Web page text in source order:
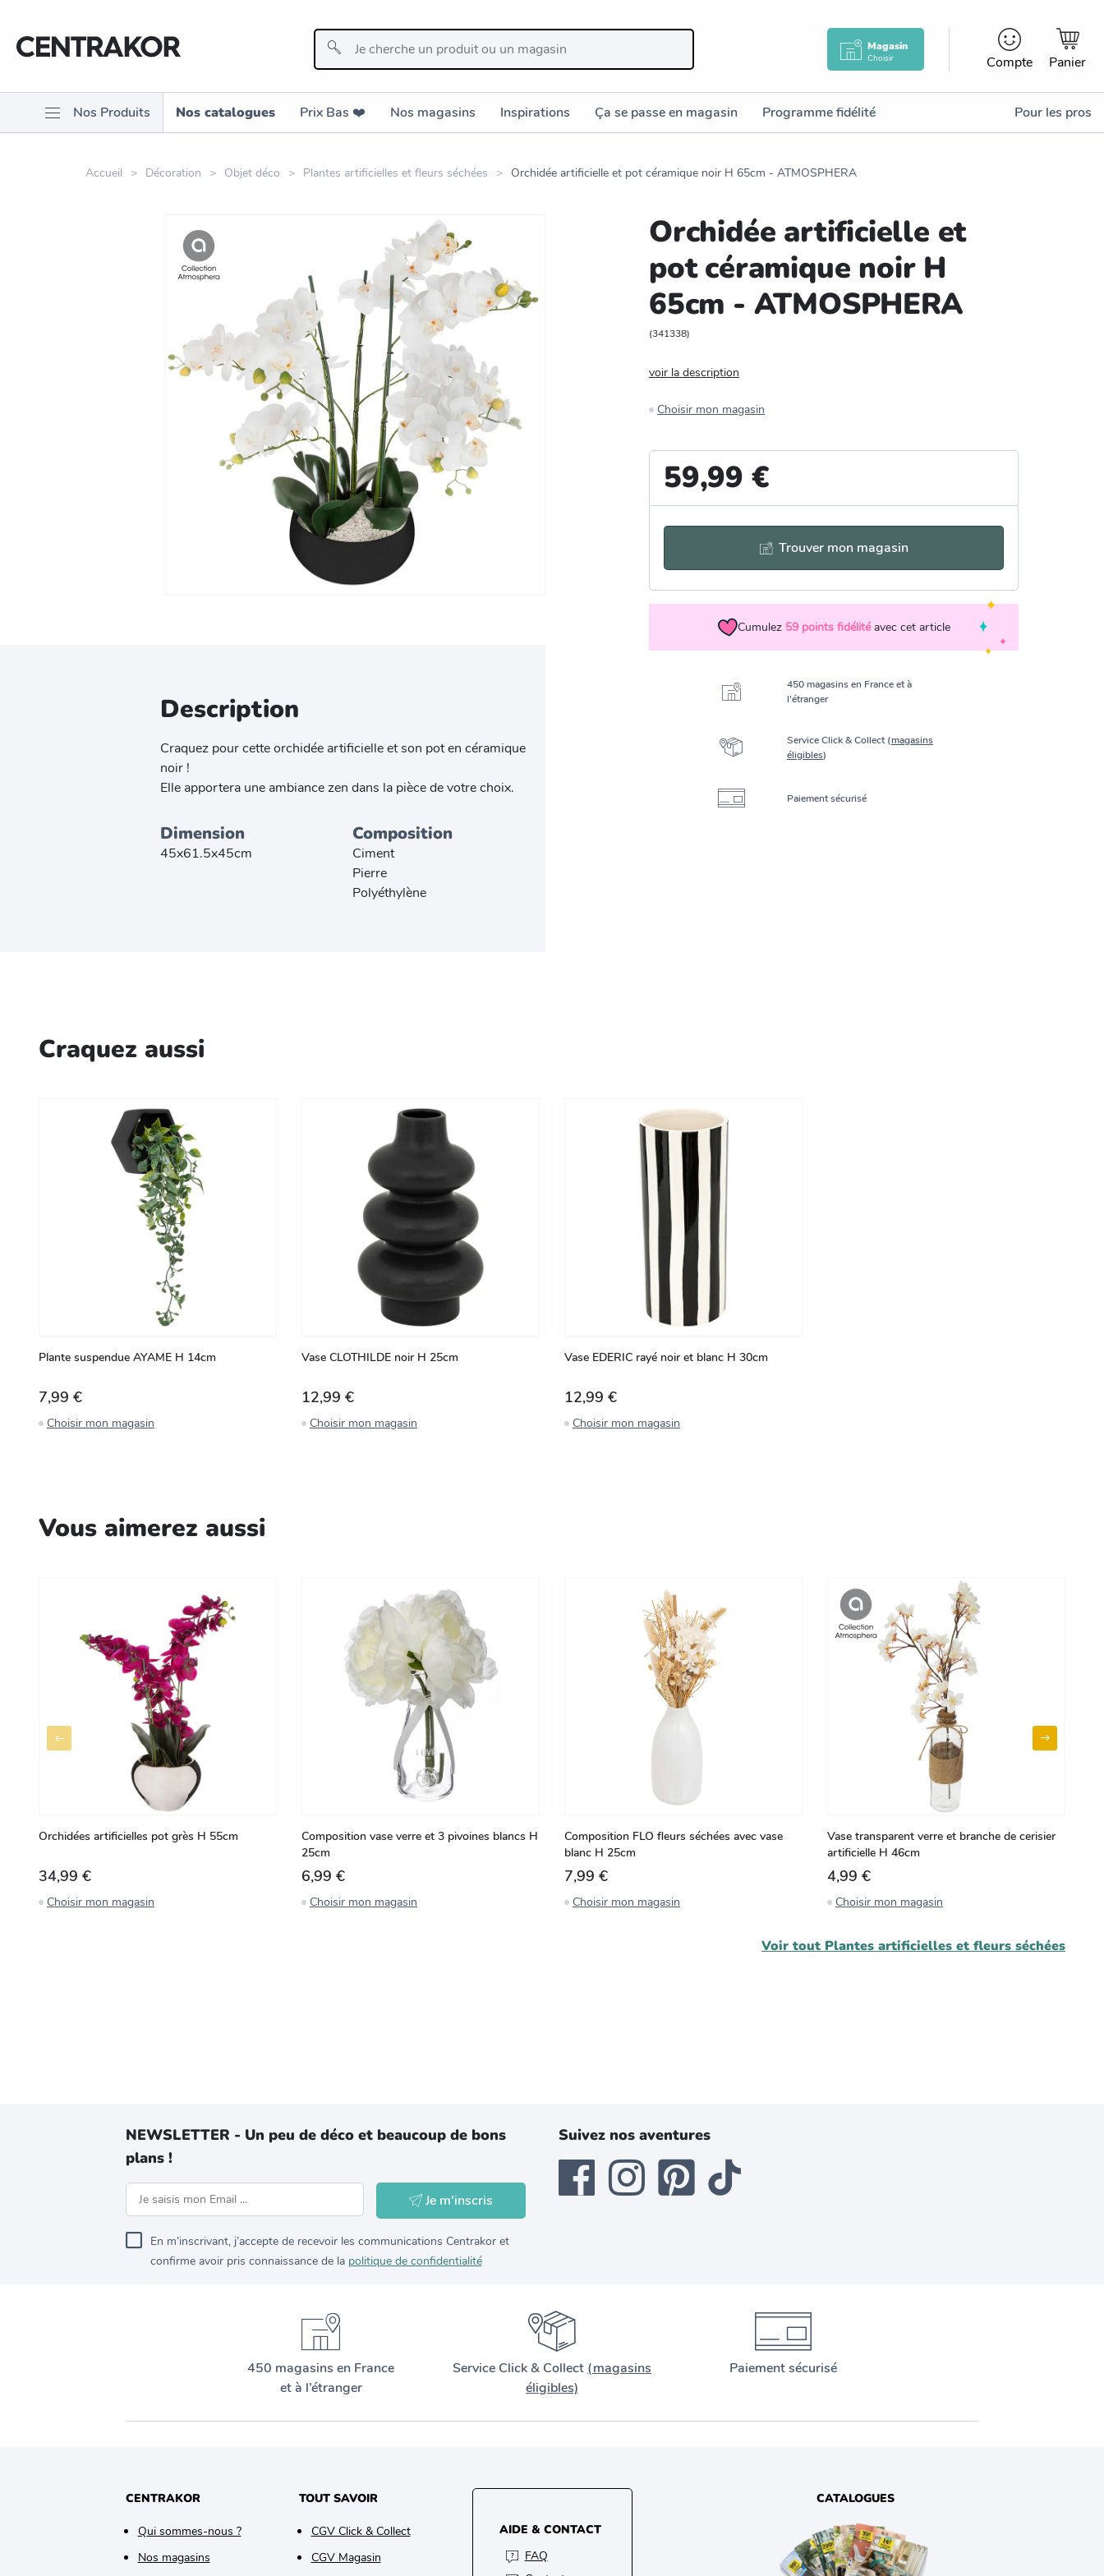
Magasin
Choisir Compte Panier
Nos Produits Nos catalogues Prix Bas ❤️️ Nos magasins Inspirations Ça se passe en magasin Programme fidélité Pour les pros
Accueil Décoration Objet déco Plantes artificielles et fleurs séchées Orchidée artificielle et pot céramique noir H 65cm - ATMOSPHERA
Zoomer sur l'image
Description
Craquez pour cette orchidée artificielle et son pot en céramique
noir !
Elle apportera une ambiance zen dans la pièce de votre choix.
Dimension
45x61.5x45cm
Composition
Ciment
Pierre
Polyéthylène
Orchidée artificielle et
pot céramique noir H
65cm - ATMOSPHERA
(341338)
voir la description
Choisir mon magasin
59,99 €
Trouver mon magasin
Cumulez 59 points fidélité avec cet article
450 magasins en France et à
l’étranger
Service Click & Collect (magasins
éligibles)
Paiement sécurisé
Craquez aussi
Plante suspendue AYAME H 14cm
7,99 €
Choisir mon magasin
Vase CLOTHILDE noir H 25cm
12,99 €
Choisir mon magasin
Vase EDERIC rayé noir et blanc H 30cm
12,99 €
Choisir mon magasin
Vous aimerez aussi
Orchidées artificielles pot grès H 55cm
34,99 €
Choisir mon magasin
Composition vase verre et 3 pivoines blancs H
25cm
6,99 €
Choisir mon magasin
Composition FLO fleurs séchées avec vase
blanc H 25cm
7,99 €
Choisir mon magasin
Vase transparent verre et branche de cerisier
artificielle H 46cm
4,99 €
Choisir mon magasin
Voir tout Plantes artificielles et fleurs séchées
NEWSLETTER - Un peu de déco et beaucoup de bons
plans !
Je m'inscris
En m’inscrivant, j’accepte de recevoir les communications Centrakor et
confirme avoir pris connaissance de la politique de confidentialité
Suivez nos aventures
450 magasins en France
et à l’étranger
Service Click & Collect (magasins
éligibles)
Paiement sécurisé
CENTRAKOR
Qui sommes-nous ?
Nos magasins
TOUT SAVOIR
CGV Click & Collect
CGV Magasin
AIDE & CONTACT
FAQ
CATALOGUES